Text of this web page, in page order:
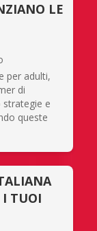
LE
per adulti,
di
e
queste
I TUOI